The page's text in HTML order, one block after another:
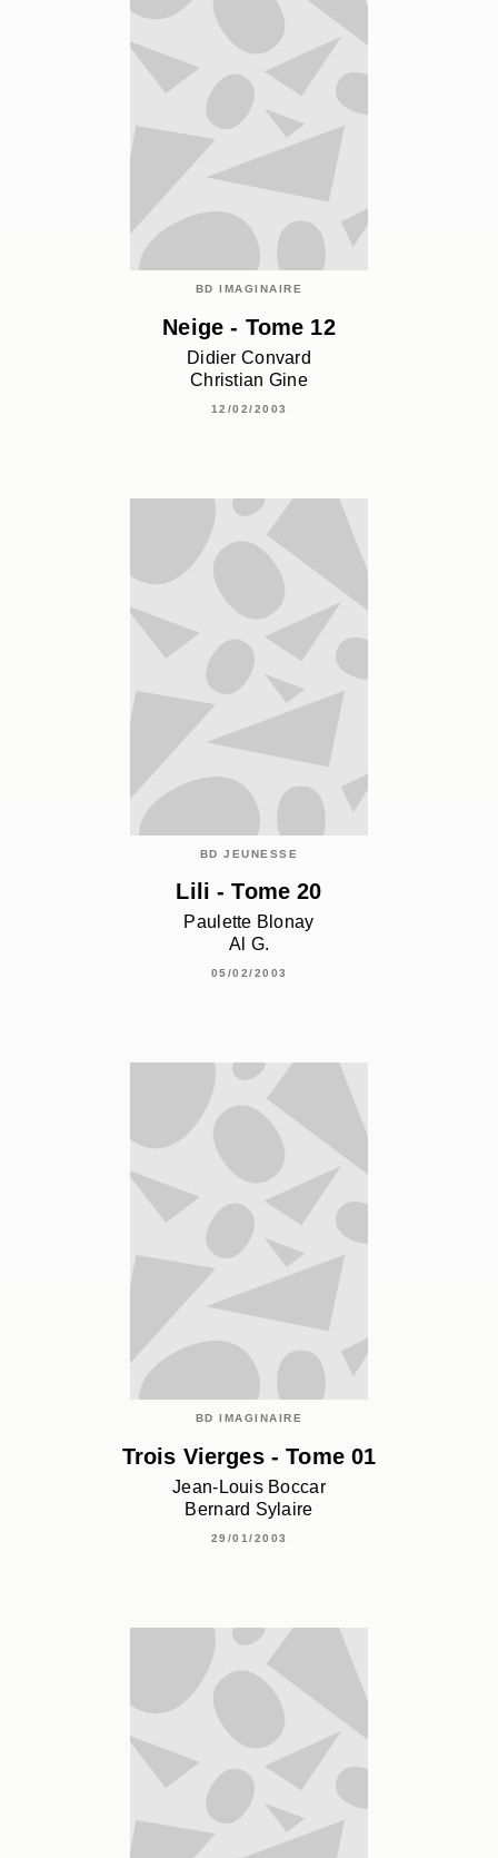
BD IMAGINAIRE
Neige - Tome 12
Didier Convard
Christian Gine
12/02/2003
BD JEUNESSE
Lili - Tome 20
Paulette Blonay
Al G.
05/02/2003
BD IMAGINAIRE
Trois Vierges - Tome 01
Jean-Louis Boccar
Bernard Sylaire
29/01/2003